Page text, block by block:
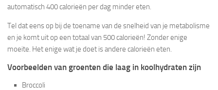
automatisch 400 calorieën per dag minder eten.
Tel dat eens op bij de toename van de snelheid van je metabolisme
en je komt uit op een totaal van 500 calorieën! Zonder enige
moeite. Het enige wat je doet is andere calorieën eten.
Voorbeelden van groenten die laag in koolhydraten zijn
Broccoli